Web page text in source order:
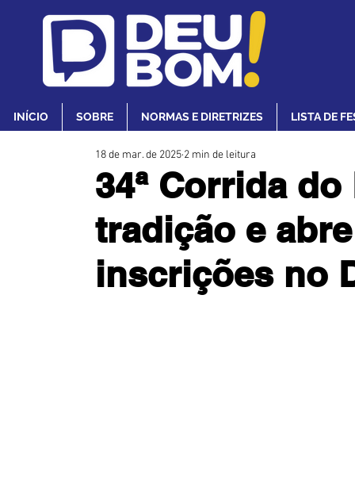
INÍCIO SOBRE NORMAS E DIRETRIZES LISTA DE
34ª Corrida
tradição e
inscrições no
18 de mar. de 2025 2 min de leitura